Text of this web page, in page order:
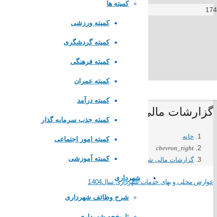
کمیته ها
کمیته ورزشی
کمیته گردشگری
کمیته فرهنگی
کمیته عمران
کمیته درآمد
کمیته جذب سرمایه گذار
کمیته امور اجتماعی
کمیته آموزشی
شهرداری
شرح وظائف شهرداری
گزارشات مالی شهرداری
خانه
chevron_right
گزارشات مالی شهرداری
عوارض محلی و بهای خدمات شهرداری سال1404
یگاه اطلاع رسانی مقام معظم رهبری
پایگاه اطلاع رسانی ریاست جمهوری
وزارت کشور